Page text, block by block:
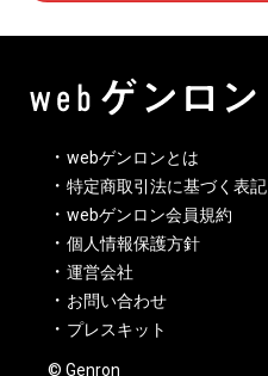
webゲンロンとは
特定商取引法に基づく表記
webゲンロン会員規約
個人情報保護方針
運営会社
お問い合わせ
プレスキット
© Genron